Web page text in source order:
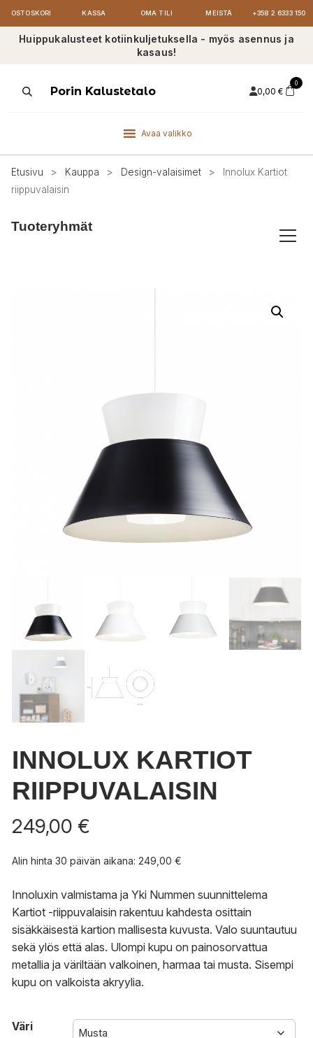
OSTOSKORI KASSA OMA TILI MEISTÄ +358 2 6333 150
Huippukalusteet kotiinkuljetuksella - myös asennus ja
kasaus!
ProductsPorin Kalustetalo 0,00 €
0
Avaa valikko
Etusivu > Kauppa > Design-valaisimet >
Innolux Kartiot
riippuvalaisin
Tuoteryhmät
INNOLUX KARTIOT
RIIPPUVALAISIN
249,00 €
Alin hinta 30 päivän aikana: 249,00 €
Innoluxin valmistama ja Yki Nummen suunnittelema
Kartiot -riippuvalaisin rakentuu kahdesta osittain
sisäkkäisestä kartion mallisesta kuvusta. Valo suuntautuu
sekä ylös että alas. Ulompi kupu on painosorvattua
metallia ja väriltään valkoinen, harmaa tai musta. Sisempi
kupu on valkoista akryylia.
Väri